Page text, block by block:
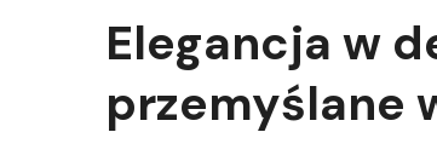
Elegancja w
przemyślane